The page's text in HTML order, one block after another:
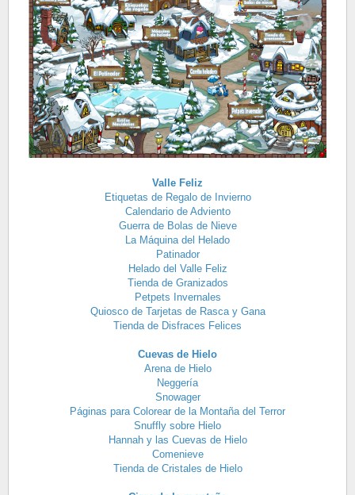
Valle Feliz
Etiquetas de Regalo de Invierno
Calendario de Adviento
Guerra de Bolas de Nieve
La Máquina del Helado
Patinador
Helado del Valle Feliz
Tienda de Granizados
Petpets Invernales
Quiosco de Tarjetas de Rasca y Gana
Tienda de Disfraces Felices
Cuevas de Hielo
Arena de Hielo
Neggería
Snowager
Páginas para Colorear de la Montaña del Terror
Snuffly sobre Hielo
Hannah y las Cuevas de Hielo
Comenieve
Tienda de Cristales de Hielo